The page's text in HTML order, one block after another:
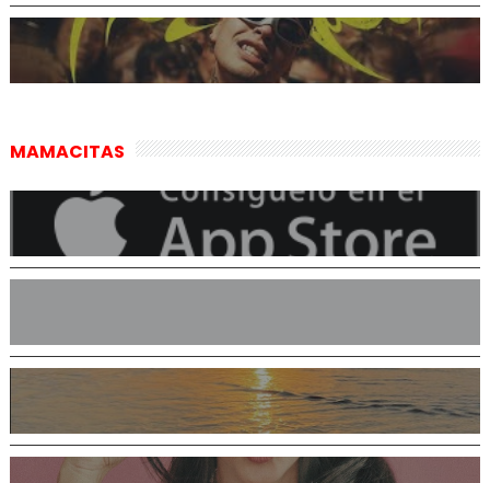
MAMACITAS